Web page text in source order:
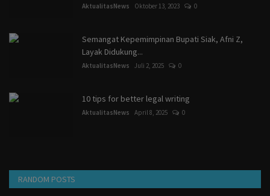
AktualitasNews Oktober 13, 2023 0
Semangat Kepemimpinan Bupati Siak, Afni Z,
Layak Didukung...
AktualitasNews Juli 2, 2025 0
10 tips for better legal writing
AktualitasNews April 8, 2025 0
RANDOM POSTS